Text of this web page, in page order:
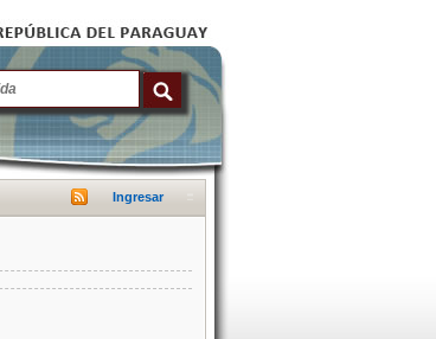
Ingresar